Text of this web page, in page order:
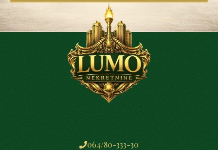
064/80-333-30